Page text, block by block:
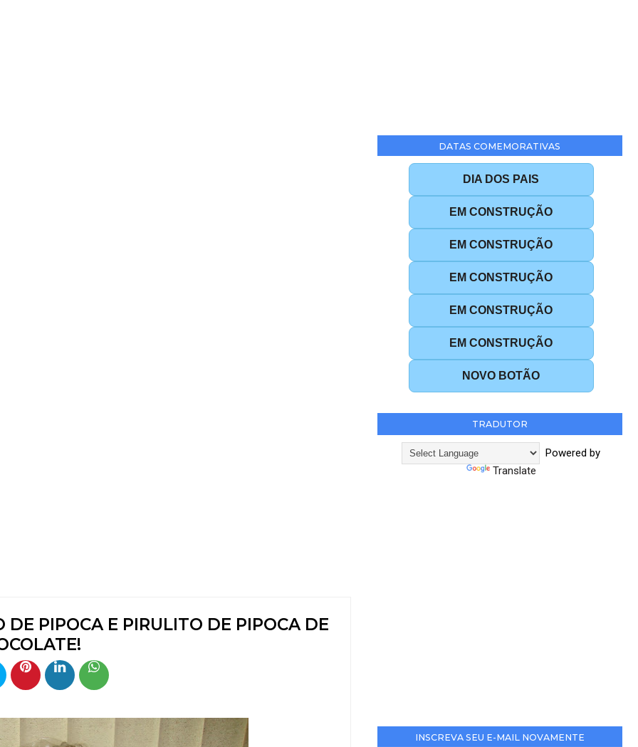
PIPOCA E PIRULITO DE PIPOCA DE
DATAS COMEMORATIVAS
DIA DOS PAIS
EM CONSTRUÇÃO
EM CONSTRUÇÃO
EM CONSTRUÇÃO
EM CONSTRUÇÃO
EM CONSTRUÇÃO
NOVO BOTÃO
TRADUTOR
Powered by
Translate
INSCREVA SEU E-MAIL NOVAMENTE